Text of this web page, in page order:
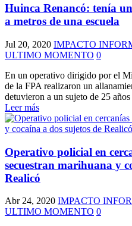
Huinca Renancó: tenía
a metros de una escuela
Jul 20, 2020 IMPACTO
ULTIMO MOMENTO 0
En un operativo dirigido por el
de la FPA realizaron un
detuvieron a un sujeto de 25
Leer más
Operativo policial en
secuestran marihuana y
Realicó
Abr 24, 2020 IMPACTO
ULTIMO MOMENTO 0